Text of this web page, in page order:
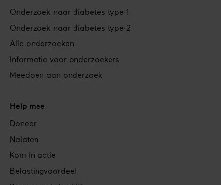
Onderzoek naar diabetes type 1
Onderzoek naar diabetes type 2
Alle onderzoeken
Informatie voor onderzoekers
Meedoen aan onderzoek
Help mee
Doneer
Nalaten
Kom in actie
Belastingvoordeel